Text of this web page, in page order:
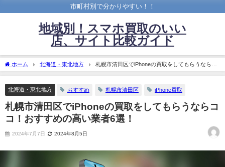
市町村別で分かりやすい！！
地域別！スマホ買取のいい
店、サイト比較ガイド
ホーム 北海道・東北地方
札幌市清田区でiPhoneの買取をしてもらうならコ
コ！おすすめの高い業者6選！
北海道・東北地方 おすすめ 札幌市清田区 iPhone買取
札幌市清田区でiPhoneの買取をしてもらうならコ
コ！おすすめの高い業者6選！
2024年7月7日 2024年8月5日